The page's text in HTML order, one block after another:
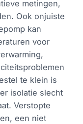
metingen,
Ook onjuiste
kan
voor
te klein is
isolatie slecht
Verstopte
een niet